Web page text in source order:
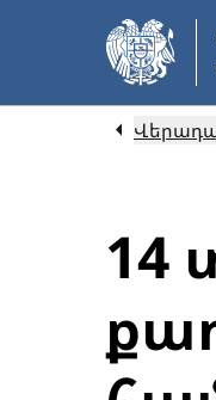
բովանդակությանը
14